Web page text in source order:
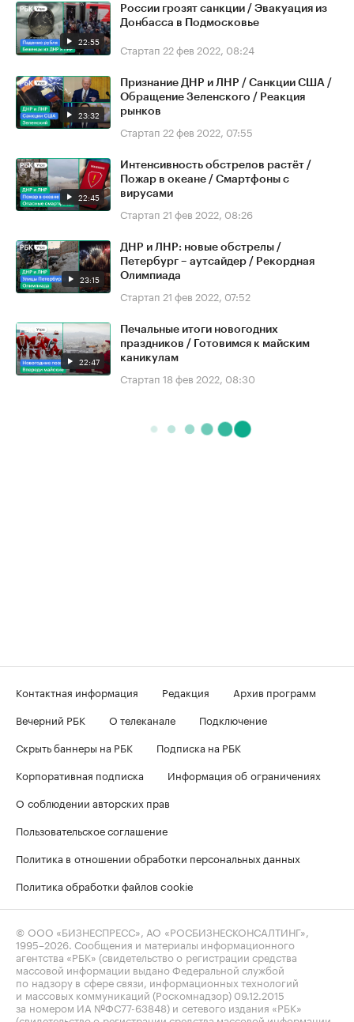
22:55
России грозят санкции / Эвакуация из
Донбасса в Подмосковье
Стартап 22 фев 2022, 08:24
23:32
Признание ДНР и ЛНР / Санкции США /
Обращение Зеленского / Реакция
рынков
Стартап 22 фев 2022, 07:55
22:45
Интенсивность обстрелов растёт /
Пожар в океане / Смартфоны с
вирусами
Стартап 21 фев 2022, 08:26
23:15
ДНР и ЛНР: новые обстрелы /
Петербург – аутсайдер / Рекордная
Олимпиада
Стартап 21 фев 2022, 07:52
22:47
Печальные итоги новогодних
праздников / Готовимся к майским
каникулам
Стартап 18 фев 2022, 08:30
Контактная информация Редакция
Архив программ
Вечерний РБК
О телеканале
Подключение
Скрыть баннеры на РБК
Подписка на РБК
Корпоративная подписка
Информация об ограничениях
О соблюдении авторских прав
Пользовательское соглашение
Политика в отношении обработки персональных данных
Политика обработки файлов cookie
© ООО «БИЗНЕСПРЕСС», АО «РОСБИЗНЕСКОНСАЛТИНГ»,
1995–2026 . Сообщения и материалы информационного
агентства «РБК» (свидетельство о регистрации средства
массовой информации выдано Федеральной службой
по надзору в сфере связи, информационных технологий
и массовых коммуникаций (Роскомнадзор) 09.12.2015
за номером ИА №ФС77-63848) и сетевого издания «РБК»